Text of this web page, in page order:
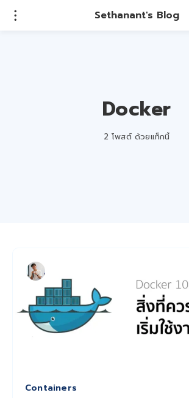
Sethanant's Blog
Docker
2 โพสต์ ด้วยแท็กนี้
Containers